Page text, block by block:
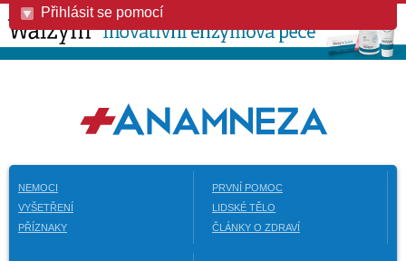
Přihlásit se pomocí
NEMOCI
VYŠETŘENÍ
PŘÍZNAKY
PRVNÍ POMOC
LIDSKÉ TĚLO
ČLÁNKY O ZDRAVÍ